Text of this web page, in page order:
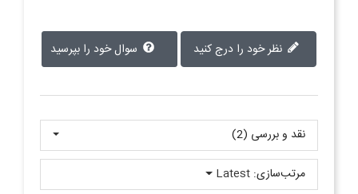
سوال خود را بپرسید
نقد و بررسی‌‌ (2)
مرتب‌سازی: Latest